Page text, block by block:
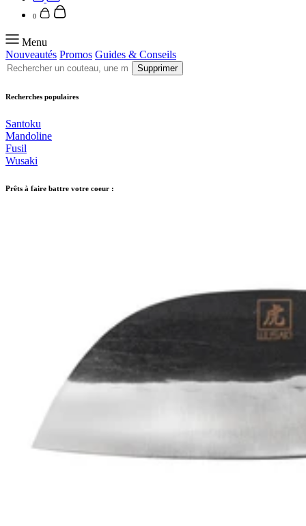
0
Menu
Nouveautés Promos Guides & Conseils
Supprimer
Recherches populaires
Santoku
Mandoline
Fusil
Wusaki
Prêts à faire battre votre coeur :